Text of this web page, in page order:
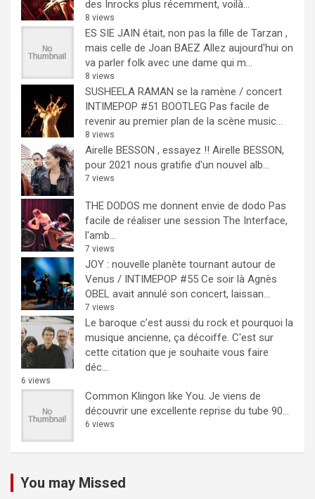
des Inrocks plus récemment, voilà...
8 views
ES SIE JAIN était, non pas la fille de Tarzan ,
mais celle de Joan BAEZ Allez aujourd'hui on
va parler folk avec une dame qui m...
8 views
SUSHEELA RAMAN se la ramène / concert
INTIMEPOP #51 BOOTLEG Pas facile de
revenir au premier plan de la scène music...
8 views
Airelle BESSON , essayez !! Airelle BESSON,
pour 2021 nous gratifie d'un nouvel alb...
7 views
THE DODOS me donnent envie de dodo Pas
facile de réaliser une session The Interface,
l'amb...
7 views
JOY : nouvelle planète tournant autour de
Venus / INTIMEPOP #55 Ce soir là Agnès
OBEL avait annulé son concert, laissan...
7 views
Le baroque c’est aussi du rock et pourquoi la
musique ancienne, ça décoiffe. C'est sur
cette citation que je souhaite vous faire
déc...
6 views
Common Klingon like You. Je viens de
découvrir une excellente reprise du tube 90...
6 views
You may Missed